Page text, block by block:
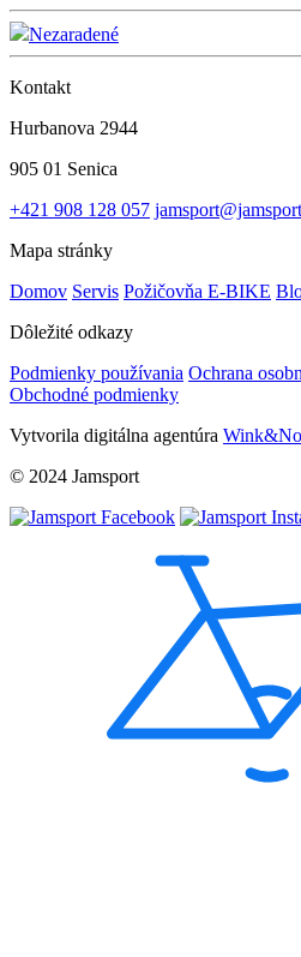
Nezaradené
Kontakt
Hurbanova 2944
905 01 Senica
+421 908 128 057
Mapa stránky
Domov Servis Požičovňa E-BIKE
Dôležité odkazy
Podmienky používania Ochrana
Obchodné podmienky
Vytvorila digitálna agentúra
© 2024 Jamsport